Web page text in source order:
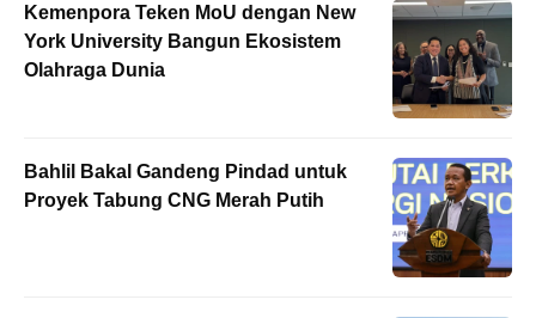
Kemenpora Teken MoU dengan New
York University Bangun Ekosistem
Olahraga Dunia
Bahlil Bakal Gandeng Pindad untuk
Proyek Tabung CNG Merah Putih